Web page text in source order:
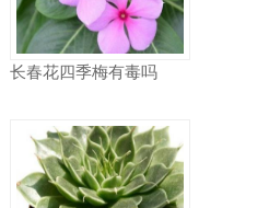
长春花四季梅有毒吗